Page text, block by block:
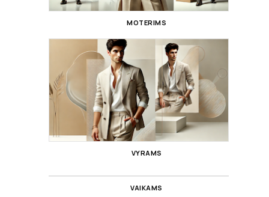
MOTERIMS
VYRAMS
VAIKAMS